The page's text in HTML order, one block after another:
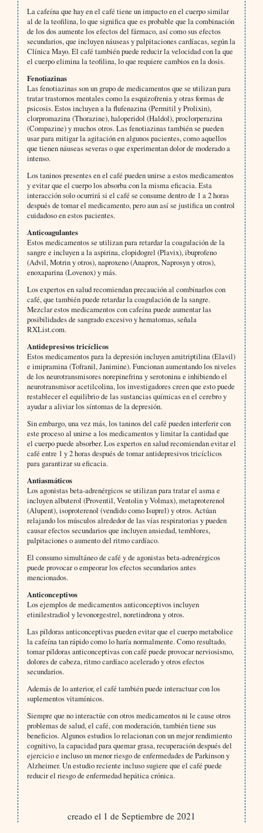
La cafeína que hay en el café tiene un impacto en el cuerpo similar
al de la teofilina, lo que significa que es probable que la combinación
de los dos aumente los efectos del fármaco, así como sus efectos
secundarios, que incluyen náuseas y palpitaciones cardíacas, según la
Clínica Mayo. El café también puede reducir la velocidad con la que
el cuerpo elimina la teofilina, lo que requiere cambios en la dosis.
Fenotiazinas
Las fenotiazinas son un grupo de medicamentos que se utilizan para
tratar trastornos mentales como la esquizofrenia y otras formas de
psicosis. Estos incluyen a la flufenazina (Permitil y Prolixin),
clorpromazina (Thorazine), haloperidol (Haldol), proclorperazina
(Compazine) y muchos otros. Las fenotiazinas también se pueden
usar para mitigar la agitación en algunos pacientes, como aquellos
que tienen náuseas severas o que experimentan dolor de moderado a
intenso.
Los taninos presentes en el café pueden unirse a estos medicamentos
y evitar que el cuerpo los absorba con la misma eficacia. Esta
interacción solo ocurrirá si el café se consume dentro de 1 a 2 horas
después de tomar el medicamento, pero aun así se justifica un control
cuidadoso en estos pacientes.
Anticoagulantes
Estos medicamentos se utilizan para retardar la coagulación de la
sangre e incluyen a la aspirina, clopidogrel (Plavix), ibuprofeno
(Advil, Motrin y otros), naproxeno (Anaprox, Naprosyn y otros),
enoxaparina (Lovenox) y más.
Los expertos en salud recomiendan precaución al combinarlos con
café, que también puede retardar la coagulación de la sangre.
Mezclar estos medicamentos con cafeína puede aumentar las
posibilidades de sangrado excesivo y hematomas, señala
RXList.com.
Antidepresivos tricíclicos
Estos medicamentos para la depresión incluyen amitriptilina (Elavil)
e imipramina (Tofranil, Janimine). Funcionan aumentando los niveles
de los neurotransmisores norepinefrina y serotonina e inhibiendo el
neurotransmisor acetilcolina, los investigadores creen que esto puede
restablecer el equilibrio de las sustancias químicas en el cerebro y
ayudar a aliviar los síntomas de la depresión.
Sin embargo, una vez más, los taninos del café pueden interferir con
este proceso al unirse a los medicamentos y limitar la cantidad que
el cuerpo puede absorber. Los expertos en salud recomiendan evitar el
café entre 1 y 2 horas después de tomar antidepresivos tricíclicos
para garantizar su eficacia.
Antiasmáticos
Los agonistas beta-adrenérgicos se utilizan para tratar el asma e
incluyen albuterol (Proventil, Ventolin y Volmax), metaproterenol
(Alupent), isoproterenol (vendido como Isuprel) y otros. Actúan
relajando los músculos alrededor de las vías respiratorias y pueden
causar efectos secundarios que incluyen ansiedad, temblores,
palpitaciones o aumento del ritmo cardíaco.
El consumo simultáneo de café y de agonistas beta-adrenérgicos
puede provocar o empeorar los efectos secundarios antes
mencionados.
Anticonceptivos
Los ejemplos de medicamentos anticonceptivos incluyen
etinilestradiol y levonorgestrel, noretindrona y otros.
Las píldoras anticonceptivas pueden evitar que el cuerpo metabolice
la cafeína tan rápido como lo haría normalmente. Como resultado,
tomar píldoras anticonceptivas con café puede provocar nerviosismo,
dolores de cabeza, ritmo cardíaco acelerado y otros efectos
secundarios.
Además de lo anterior, el café también puede interactuar con los
suplementos vitamínicos.
Siempre que no interactúe con otros medicamentos ni le cause otros
problemas de salud, el café, con moderación, también tiene sus
beneficios. Algunos estudios lo relacionan con un mejor rendimiento
cognitivo, la capacidad para quemar grasa, recuperación después del
ejercicio e incluso un menor riesgo de enfermedades de Parkinson y
Alzheimer. Un estudio reciente incluso sugiere que el café puede
reducir el riesgo de enfermedad hepática crónica.
creado el 1 de Septiembre de 2021